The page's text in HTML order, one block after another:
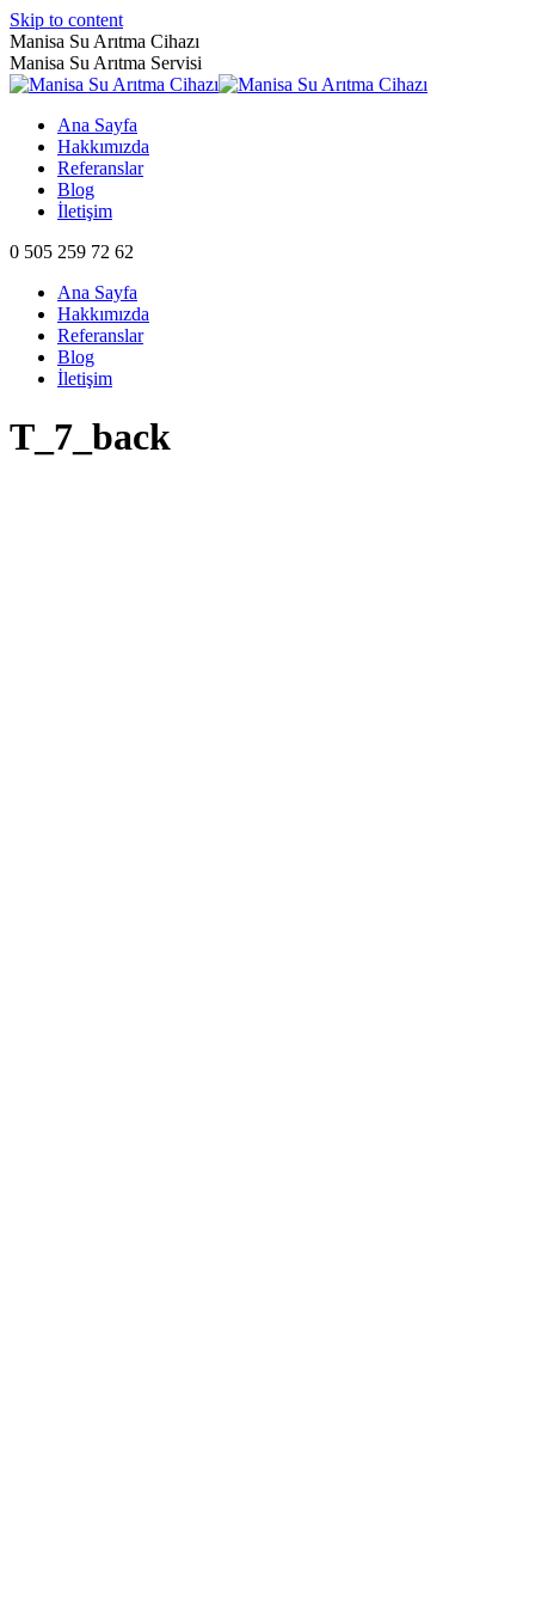
Skip to content
Manisa Su Arıtma Cihazı
Manisa Su Arıtma Servisi
Ana Sayfa
Hakkımızda
Referanslar
Blog
İletişim
0 505 259 72 62
Ana Sayfa
Hakkımızda
Referanslar
Blog
İletişim
T_7_back